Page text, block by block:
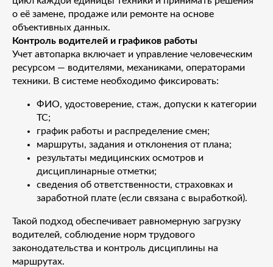
о её замене, продаже или ремонте на основе
объективных данных.
Контроль водителей и графиков работы
Учет автопарка включает и управление человеческим
ресурсом — водителями, механиками, операторами
техники. В системе необходимо фиксировать:
ФИО, удостоверение, стаж, допуски к категории
ТС;
график работы и распределение смен;
маршруты, задания и отклонения от плана;
результаты медицинских осмотров и
дисциплинарные отметки;
сведения об ответственности, страховках и
заработной плате (если связана с выработкой).
Такой подход обеспечивает равномерную загрузку
водителей, соблюдение норм трудового
законодательства и контроль дисциплины на
маршрутах.